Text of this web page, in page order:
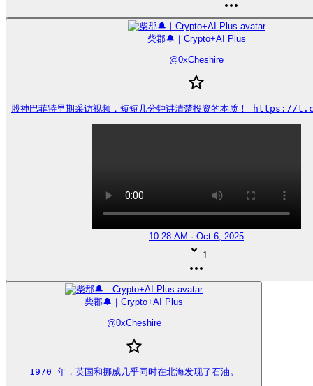
柴郡🔔｜Crypto+AI Plus
@0xCheshire
股神巴菲特早期采访视频，短短几分钟讲清楚投资的本质！ https://
10:28 AM · Oct 6, 2025
1
柴郡🔔｜Crypto+AI Plus
@0xCheshire
1970 年，英国和挪威几乎同时在北海发现了石油。